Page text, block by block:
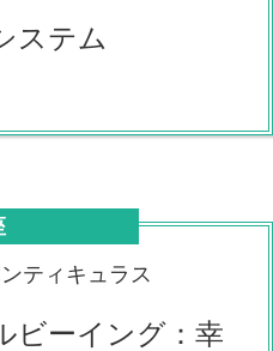
ステム
ティキュラス
ビーイング：幸